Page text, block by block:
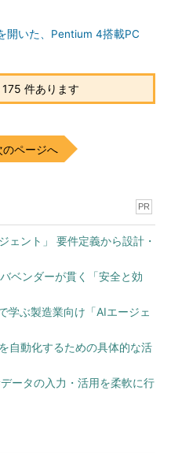
開いた、Pentium 4搭載PC
件あります
のページへ
PR
ェント」 要件定義から設計・
ベンダーが貫く「安全と効
学ぶ製造業向け「AIエージェ
自動化するための具体的な活
ータの入力・活用を柔軟に行